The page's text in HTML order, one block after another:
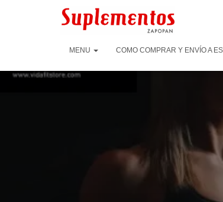
MENU COMO COMPRAR Y ENVÍO A